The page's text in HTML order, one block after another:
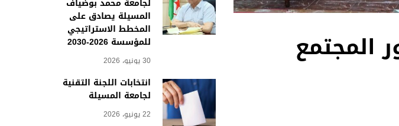
المجتمع
لجامعة محمد بوضياف
المسيلة يصادق على
المخطط الاستراتيجي
للمؤسسة 2026-2030
30 يونيو، 2026
انتخابات اللجنة التقنية
لجامعة المسيلة
22 يونيو، 2026